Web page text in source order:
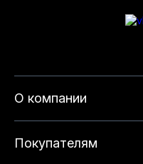
О компании
Покупателям